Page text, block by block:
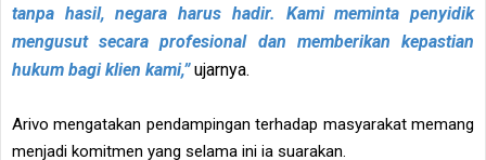
tanpa hasil, negara harus hadir. Kami meminta penyidik
mengusut secara profesional dan memberikan kepastian
hukum bagi klien kami,”ujarnya.
Arivo mengatakan pendampingan terhadap masyarakat memang
menjadi komitmen yang selama ini ia suarakan.